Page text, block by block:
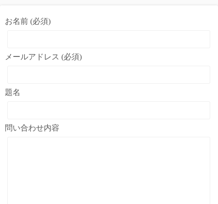
お名前 (必須)
メールアドレス (必須)
題名
問い合わせ内容